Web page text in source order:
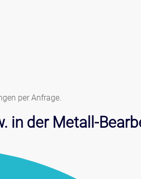
per Anfrage.
in der Metall-